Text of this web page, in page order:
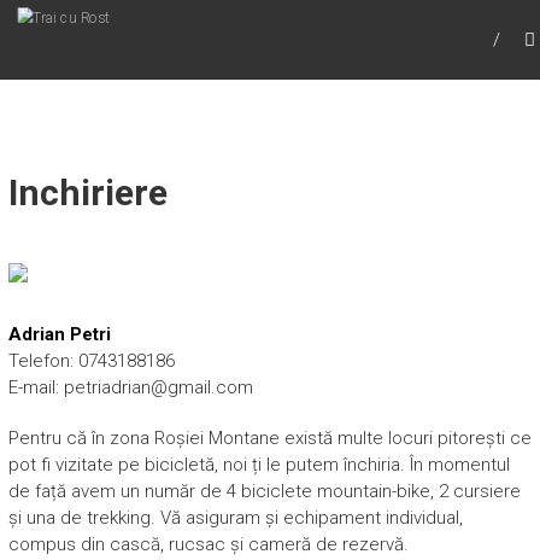
TRAI CU ROST
Inchiriere
Adrian Petri
Telefon: 0743188186
E-mail: petriadrian@gmail.com
Pentru că în zona Roșiei Montane există multe locuri pitorești ce
pot fi vizitate pe bicicletă, noi ți le putem închiria. În momentul
de față avem un număr de 4 biciclete mountain-bike, 2 cursiere
și una de trekking. Vă asiguram și echipament individual,
compus din cască, rucsac și cameră de rezervă.